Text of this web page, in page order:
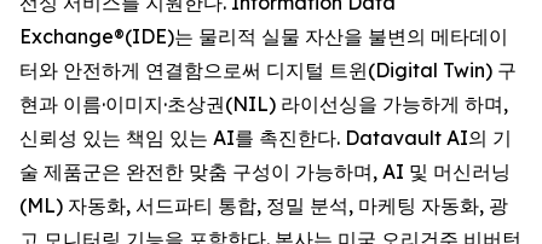
Exchange®(IDE)는 물리적 실물 자산을 불변의 메타데이
터와 안전하게 연결함으로써 디지털 트윈(Digital Twin) 구
현과 이름·이미지·초상권(NIL) 라이선싱을 가능하게 하며,
신뢰성 있는 책임 있는 AI를 촉진한다. Datavault AI의 기
술 제품군은 완전한 맞춤 구성이 가능하며, AI 및 머신러닝
(ML) 자동화, 서드파티 통합, 정밀 분석, 마케팅 자동화, 광